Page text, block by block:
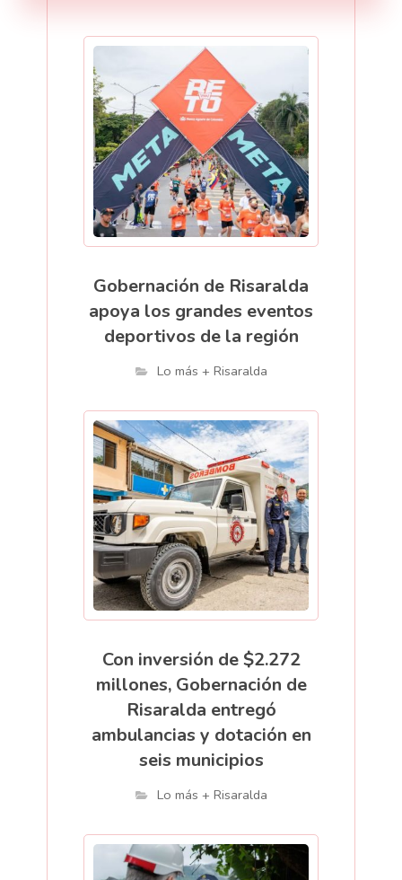
Gobernación de Risaralda
apoya los grandes eventos
deportivos de la región
Lo más + Risaralda
Con inversión de $2.272
millones, Gobernación de
Risaralda entregó
ambulancias y dotación en
seis municipios
Lo más + Risaralda